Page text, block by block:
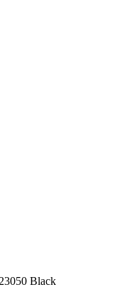
Black